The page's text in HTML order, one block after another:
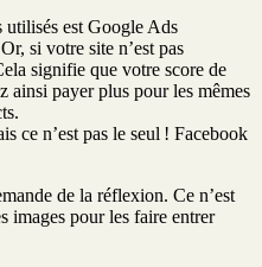
utilisés est Google Ads
si votre site n’est pas
signifie que votre score de
ainsi payer plus pour les mêmes
ce n’est pas le seul ! Facebook
de la réflexion. Ce n’est
images pour les faire entrer